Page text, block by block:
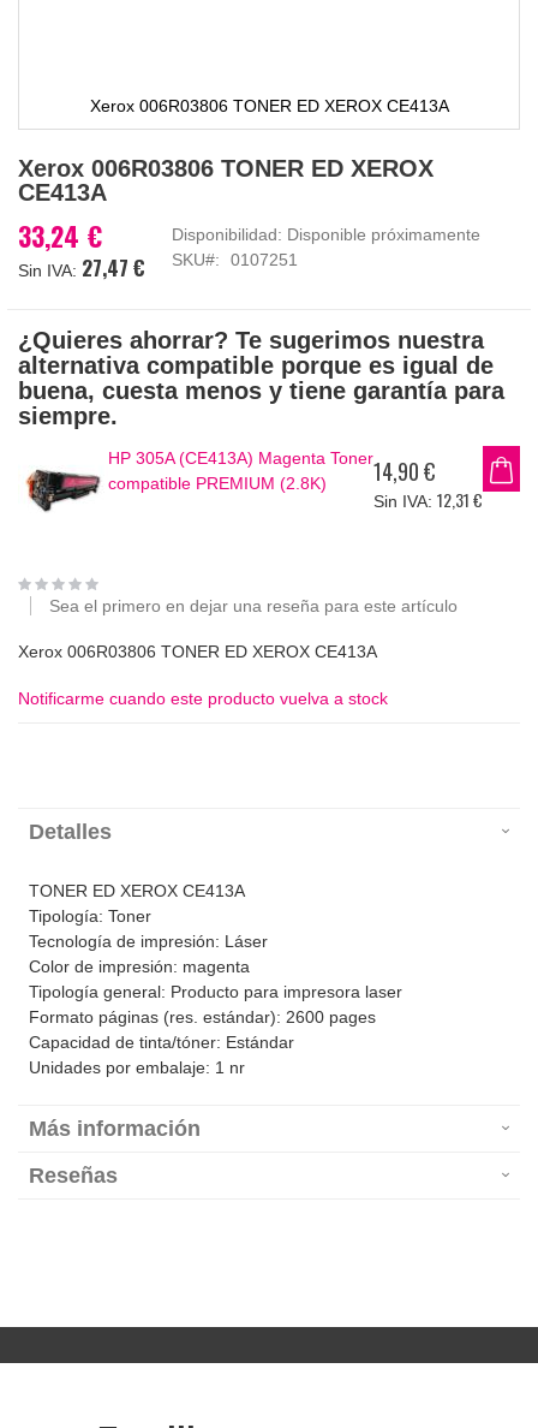
Xerox 006R03806 TONER ED XEROX CE413A
al
comienzo
la
galería
Xerox 006R03806 TONER ED XEROX
CE413A
33,24 €
27,47 €
Disponibilidad: Disponible próximamente
SKU
0107251
¿Quieres ahorrar? Te sugerimos nuestra
alternativa compatible porque es igual de
buena, cuesta menos y tiene garantía para
siempre.
HP 305A (CE413A) Magenta Toner
compatible PREMIUM (2.8K)
14,90 €
12,31 €
Sea el primero en dejar una reseña para este artículo
Xerox 006R03806 TONER ED XEROX CE413A
Notificarme cuando este producto vuelva a stock
Detalles
TONER ED XEROX CE413A
Tipología: Toner
Tecnología de impresión: Láser
Color de impresión: magenta
Tipología general: Producto para impresora laser
Formato páginas (res. estándar): 2600 pages
Capacidad de tinta/tóner: Estándar
Unidades por embalaje: 1 nr
Más información
Reseñas